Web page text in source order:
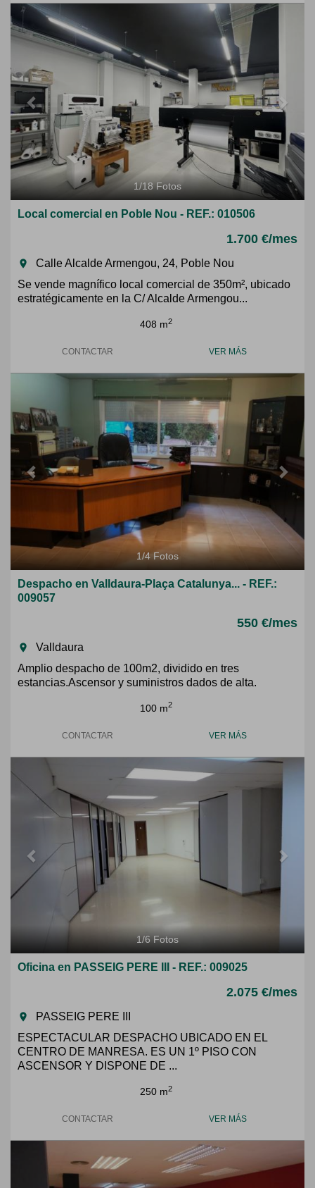
Previous
1/18Fotos
Local comercial en Poble Nou - REF.: 010506
1.700 €/mes
room
Calle Alcalde Armengou, 24, Poble Nou
Se vende magnífico local comercial de 350m², ubicado
estratégicamente en la C/ Alcalde Armengou...
408 m2
CONTACTAR VER MÁS
Previous Next
1/4 Fotos
Despacho en Valldaura-Plaça Catalunya... - REF.:
009057
550 €/mes
room
Valldaura
Amplio despacho de 100m2, dividido en tres
estancias.Ascensor y suministros dados de alta.
100 m2
CONTACTAR VER MÁS
Next
1/6Fotos
Oficina en PASSEIG PERE III - REF.: 009025
2.075 €/mes
room
PASSEIG PERE III
ESPECTACULAR DESPACHO UBICADO EN EL
CENTRO DE MANRESA. ES UN 1º PISO CON
ASCENSOR Y DISPONE DE ...
250 m2
CONTACTAR VER MÁS
Previous